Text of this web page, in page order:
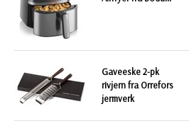
Gaveeske 2-pk
rivjern fra Orrefors
jermverk